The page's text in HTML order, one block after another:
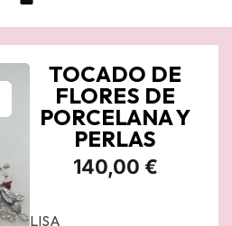
TOCADO DE
FLORES DE
PORCELANA Y
PERLAS
140,00 €
LISA